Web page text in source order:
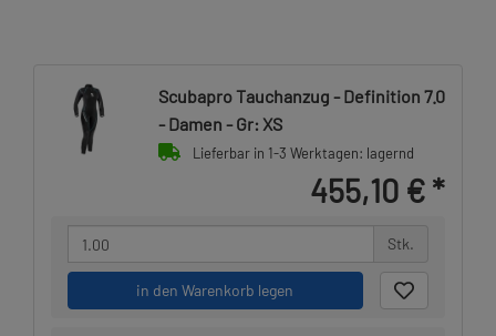
Scubapro Tauchanzug - Definition 7.0
- Damen - Gr: XS
Lieferbar in 1-3 Werktagen: lagernd
455,10 € *
Stk.
in den Warenkorb legen